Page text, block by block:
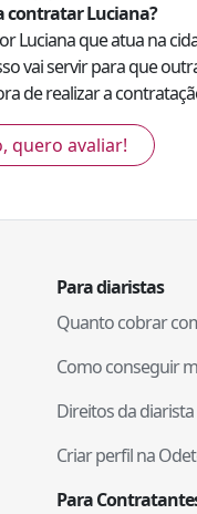
contratarLuciana?
Lucianaque atua na
vai servir para que
de realizar a
quero avaliar!
Para diaristas
Quanto cobrar
Como conseguir
Direitos da diarista
Criar perfil na
Para